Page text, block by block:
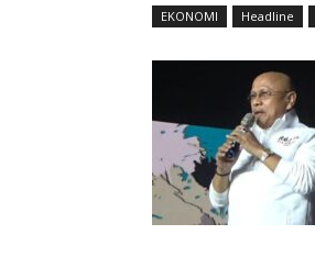
EKONOMI Headline